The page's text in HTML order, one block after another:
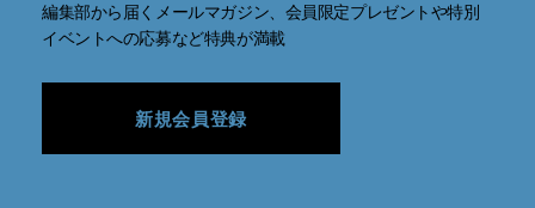
編集部から届くメールマガジン、会員限定プレゼントや特別
イベントへの応募など特典が満載
新規会員登録